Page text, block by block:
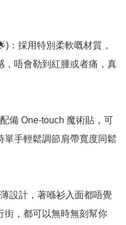
：採用特別柔軟嘅材質，
，唔會勒到紅腫或者痛，真
備 One-touch 魔術貼，可
單手輕鬆調節肩帶寬度同鬆
設計，著喺衫入面都唔覺
街，都可以無時無刻幫你